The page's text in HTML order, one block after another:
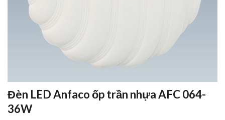
Đèn LED Anfaco ốp trần nhựa AFC 064-
36W